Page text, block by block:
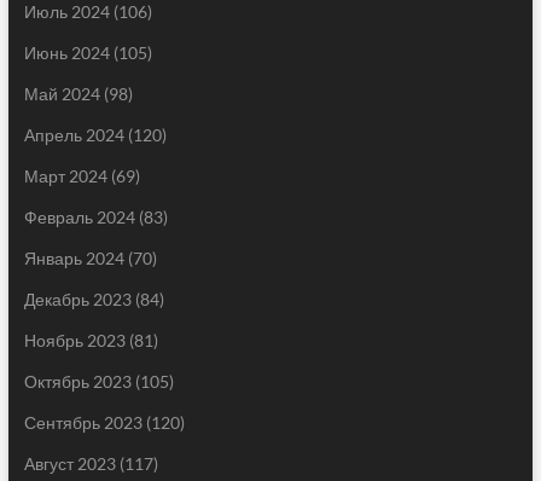
Июль 2024(106)
Июнь 2024(105)
Май 2024(98)
Апрель 2024(120)
Март 2024(69)
Февраль 2024(83)
Январь 2024(70)
Декабрь 2023(84)
Ноябрь 2023(81)
Октябрь 2023(105)
Сентябрь 2023(120)
Август 2023(117)